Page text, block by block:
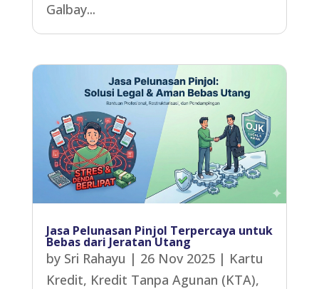
Galbay...
Jasa Pelunasan Pinjol Terpercaya untuk
Bebas dari Jeratan Utang
by Sri Rahayu | 26 Nov 2025| Kartu
Kredit, Kredit Tanpa Agunan (KTA),